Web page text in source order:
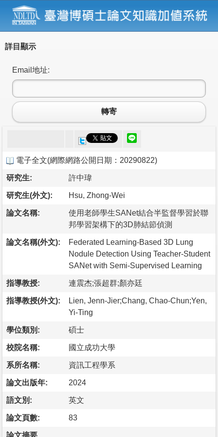
詳目顯示
Email地址:
轉寄
電子全文(網際網路公開日期：20290822)
研究生: 許中瑋
研究生(外文): Hsu, Zhong-Wei
論文名稱:
使用老師學生SANet結合半監督學習於聯
邦學習架構下的3D肺結節偵測
論文名稱(外文):
Federated Learning-Based 3D Lung
Nodule Detection Using Teacher-Student
SANet with Semi-Supervised Learning
指導教授: 連震杰;張超群;顏亦廷
指導教授(外文):
Lien, Jenn-Jier;Chang, Chao-Chun;Yen,
Yi-Ting
學位類別: 碩士
校院名稱: 國立成功大學
系所名稱: 資訊工程學系
論文出版年: 2024
語文別: 英文
論文頁數: 83
論文摘要